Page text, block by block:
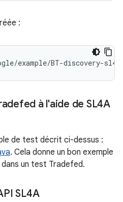
:
à l'aide de SL4A
de test décrit ci-dessus :
. Cela donne un bon exemple
un test Tradefed.
SL4A